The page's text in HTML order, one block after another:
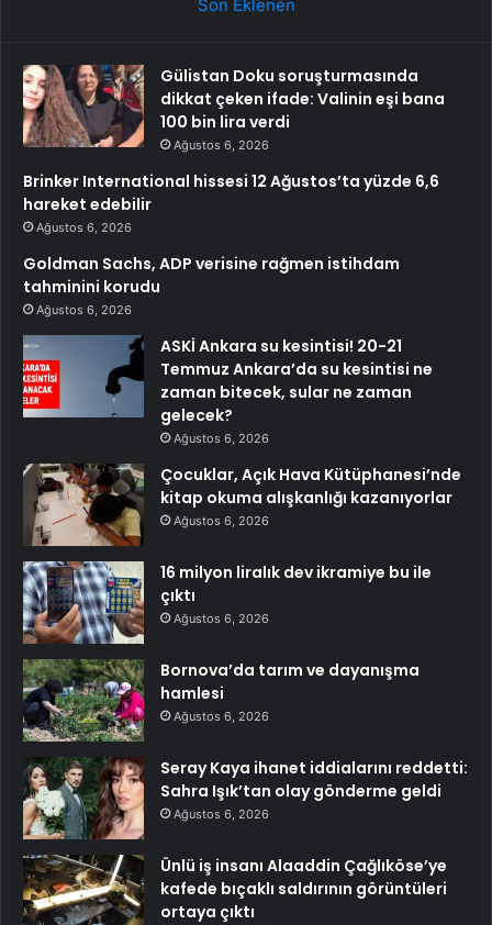
Son Eklenen
Gülistan Doku soruşturmasında
dikkat çeken ifade: Valinin eşi bana
100 bin lira verdi
Ağustos 6, 2026
Brinker International hissesi 12 Ağustos’ta yüzde 6,6
hareket edebilir
Ağustos 6, 2026
Goldman Sachs, ADP verisine rağmen istihdam
tahminini korudu
Ağustos 6, 2026
ASKİ Ankara su kesintisi! 20-21
Temmuz Ankara’da su kesintisi ne
zaman bitecek, sular ne zaman
gelecek?
Ağustos 6, 2026
Çocuklar, Açık Hava Kütüphanesi’nde
kitap okuma alışkanlığı kazanıyorlar
Ağustos 6, 2026
16 milyon liralık dev ikramiye bu ile
çıktı
Ağustos 6, 2026
Bornova’da tarım ve dayanışma
hamlesi
Ağustos 6, 2026
Seray Kaya ihanet iddialarını reddetti:
Sahra Işık’tan olay gönderme geldi
Ağustos 6, 2026
Ünlü iş insanı Alaaddin Çağlıköse’ye
kafede bıçaklı saldırının görüntüleri
ortaya çıktı